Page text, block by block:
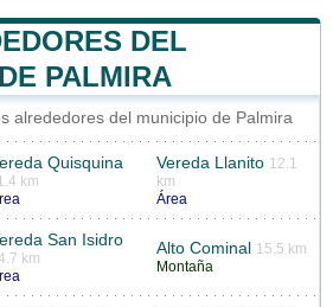
DEL
PALMIRA
alrededores del municipio de Palmira
Quisquina
km
Vereda Llanito 12.1
km
Área
San Isidro
km
Alto Cominal
15.5 km
Montaña